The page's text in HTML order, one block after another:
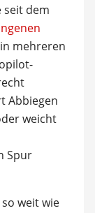
seit dem
mehreren
Abbiegen
weicht
Spur
weit wie